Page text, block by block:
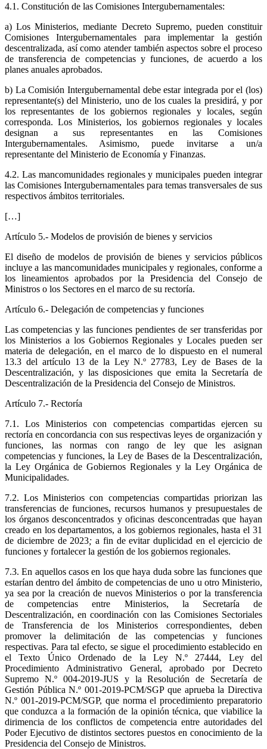
4.1. Constitución de las Comisiones Intergubernamentales:
a) Los Ministerios, mediante Decreto Supremo, pueden constituir
Comisiones Intergubernamentales para implementar la gestión
descentralizada, así como atender también aspectos sobre el proceso
de transferencia de competencias y funciones, de acuerdo a los
planes anuales aprobados.
b) La Comisión Intergubernamental debe estar integrada por el (los)
representante(s) del Ministerio, uno de los cuales la presidirá, y por
los representantes de los gobiernos regionales y locales, según
corresponda. Los Ministerios, los gobiernos regionales y locales
designan a sus representantes en las Comisiones
Intergubernamentales. Asimismo, puede invitarse a un/a
representante del Ministerio de Economía y Finanzas.
4.2. Las mancomunidades regionales y municipales pueden integrar
las Comisiones Intergubernamentales para temas transversales de sus
respectivos ámbitos territoriales.
[…]
Artículo 5.- Modelos de provisión de bienes y servicios
El diseño de modelos de provisión de bienes y servicios públicos
incluye a las mancomunidades municipales y regionales, conforme a
los lineamientos aprobados por la Presidencia del Consejo de
Ministros o los Sectores en el marco de su rectoría.
Artículo 6.- Delegación de competencias y funciones
Las competencias y las funciones pendientes de ser transferidas por
los Ministerios a los Gobiernos Regionales y Locales pueden ser
materia de delegación, en el marco de lo dispuesto en el numeral
13.3 del artículo 13 de la Ley N.º 27783, Ley de Bases de la
Descentralización, y las disposiciones que emita la Secretaría de
Descentralización de la Presidencia del Consejo de Ministros.
Artículo 7.- Rectoría
7.1. Los Ministerios con competencias compartidas ejercen su
rectoría en concordancia con sus respectivas leyes de organización y
funciones, las normas con rango de ley que les asignan
competencias y funciones, la Ley de Bases de la Descentralización,
la Ley Orgánica de Gobiernos Regionales y la Ley Orgánica de
Municipalidades.
7.2. Los Ministerios con competencias compartidas priorizan las
transferencias de funciones, recursos humanos y presupuestales de
los órganos desconcentrados y oficinas desconcentradas que hayan
creado en los departamentos, a los gobiernos regionales, hasta el 31
de diciembre de 2023; a fin de evitar duplicidad en el ejercicio de
funciones y fortalecer la gestión de los gobiernos regionales.
7.3. En aquellos casos en los que haya duda sobre las funciones que
estarían dentro del ámbito de competencias de uno u otro Ministerio,
ya sea por la creación de nuevos Ministerios o por la transferencia
de competencias entre Ministerios, la Secretaría de
Descentralización, en coordinación con las Comisiones Sectoriales
de Transferencia de los Ministerios correspondientes, deben
promover la delimitación de las competencias y funciones
respectivas. Para tal efecto, se sigue el procedimiento establecido en
el Texto Único Ordenado de la Ley N.º 27444, Ley del
Procedimiento Administrativo General, aprobado por Decreto
Supremo N.º 004-2019-JUS y la Resolución de Secretaría de
Gestión Pública N.º 001-2019-PCM/SGP que aprueba la Directiva
N.º 001-2019-PCM/SGP, que norma el procedimiento preparatorio
que conduzca a la formación de la opinión técnica, que viabilice la
dirimencia de los conflictos de competencia entre autoridades del
Poder Ejecutivo de distintos sectores puestos en conocimiento de la
Presidencia del Consejo de Ministros.